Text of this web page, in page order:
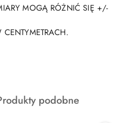
MOGĄ RÓŻNIĆ SIĘ +/-
podobne